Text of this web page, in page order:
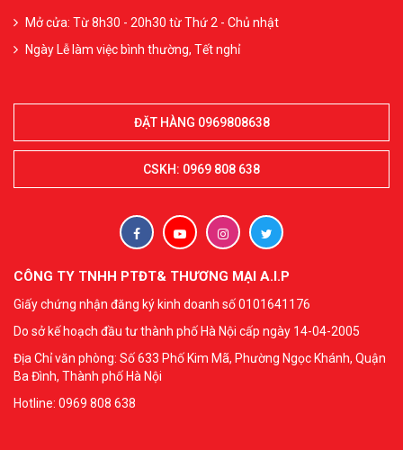
Mở cửa: Từ 8h30 - 20h30 từ Thứ 2 - Chủ nhật
Ngày Lễ làm việc bình thường, Tết nghỉ
ĐẶT HÀNG 0969808638
CSKH: 0969 808 638
CÔNG TY TNHH PTĐT& THƯƠNG MẠI A.I.P
Giấy chứng nhận đăng ký kinh doanh số 0101641176
Do sở kế hoạch đầu tư thành phố Hà Nội cấp ngày 14-04-2005
Địa Chỉ văn phòng: Số 633 Phố Kim Mã, Phường Ngọc Khánh, Quận
Ba Đình, Thành phố Hà Nội
Hotline: 0969 808 638